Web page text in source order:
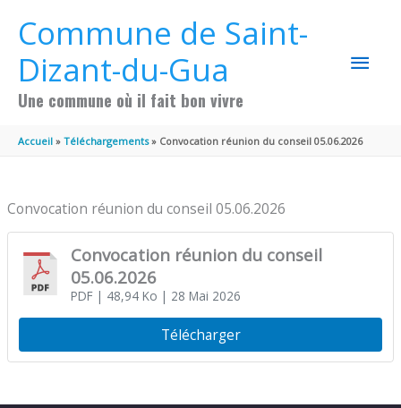
Commune de Saint-
Dizant-du-Gua
Une commune où il fait bon vivre
Accueil Téléchargements Convocation réunion du conseil 05.06.2026
Convocation réunion du conseil 05.06.2026
Convocation réunion du conseil
05.06.2026
PDF| 48,94 Ko | 28 Mai 2026
Télécharger